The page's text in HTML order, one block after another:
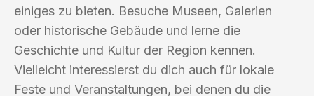
einiges zu bieten. Besuche Museen, Galerien
oder historische Gebäude und lerne die
Geschichte und Kultur der Region kennen.
Vielleicht interessierst du dich auch für lokale
Feste und Veranstaltungen, bei denen du die